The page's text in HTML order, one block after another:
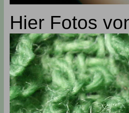
Hier Fotos